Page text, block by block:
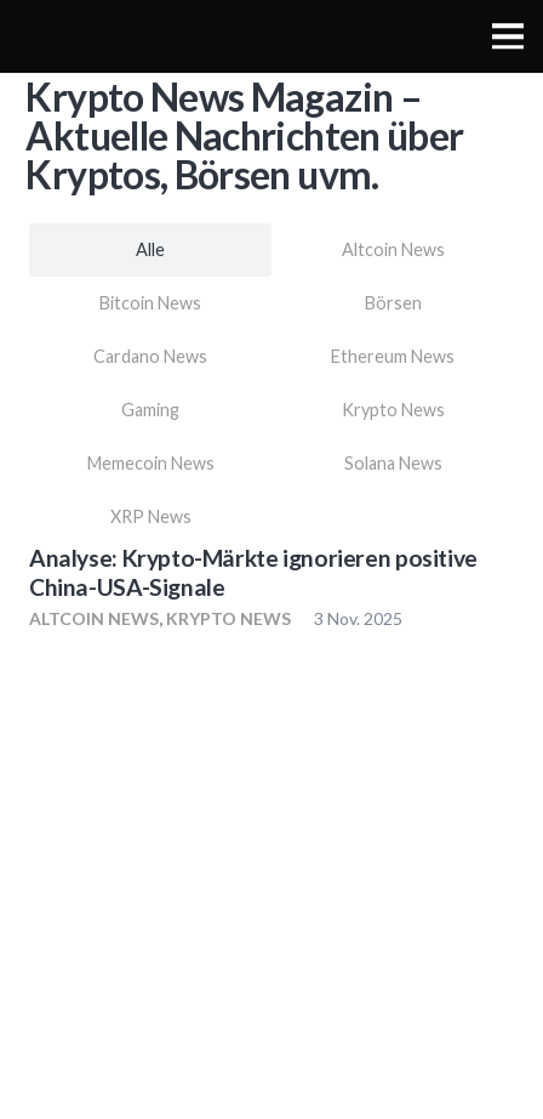
Krypto News Magazin –
Aktuelle Nachrichten über
Kryptos, Börsen uvm.
Alle Altcoin News
Bitcoin News Börsen
Cardano News Ethereum News
Gaming Krypto News
Memecoin News Solana News
XRP News
Analyse: Krypto-Märkte ignorieren positive
China-USA-Signale
ALTCOIN NEWS, KRYPTO NEWS 3 Nov. 2025